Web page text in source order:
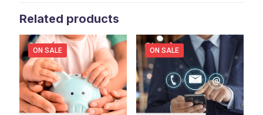
Related products
ON SALE ON SALE